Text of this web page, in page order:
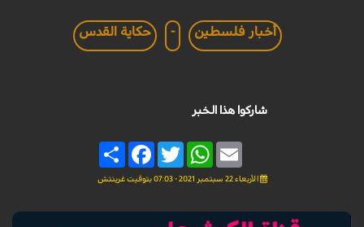
أخبار فلسطين - حكاية القدس
شاركوا هذا الخبر
Share
FacebookTwitter
WhatsAppEmail
الأربعاء 22 سبتمبر 2021 - 07:03 بتوقيت غرينتش